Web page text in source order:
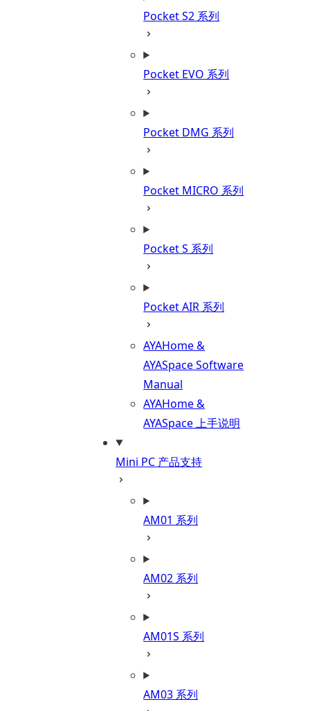
Pocket S2 系列
Pocket EVO 系列
Pocket DMG 系列
Pocket MICRO 系列
Pocket S 系列
Pocket AIR 系列
AYAHome &
AYASpace Software
Manual
AYAHome &
AYASpace 上手说明
Mini PC 产品支持
AM01 系列
AM02 系列
AM01S 系列
AM03 系列